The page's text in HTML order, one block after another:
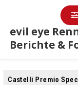
evil eye
Berichte &
Berichte
Castelli Premio